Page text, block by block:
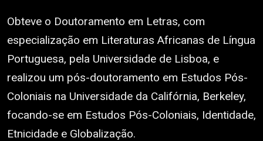
Obteve o Doutoramento em Letras, com
especialização em Literaturas Africanas de Língua
Portuguesa, pela Universidade de Lisboa, e
realizou um pós-doutoramento em Estudos Pós-
Coloniais na Universidade da Califórnia, Berkeley,
focando-se em Estudos Pós-Coloniais, Identidade,
Etnicidade e Globalização.